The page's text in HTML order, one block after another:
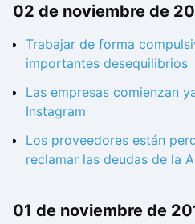
02 de noviembre de
Trabajar de forma
importantes desequilibrios
Las empresas comienzan
Instagram
Los proveedores están
reclamar las deudas de la
01 de noviembre de